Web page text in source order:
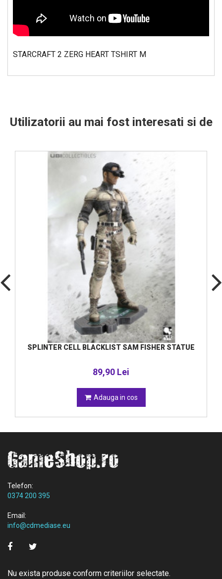
STARCRAFT 2 ZERG HEART TSHIRT M
Utilizatorii au mai fost interesati si de
SPLINTER CELL BLACKLIST SAM FISHER STATUE
89,90 Lei
Adauga in cos
Telefon:
0374 200 395
Email:
info@cdmediase.eu
Nu exista produse conform criteriilor selectate.